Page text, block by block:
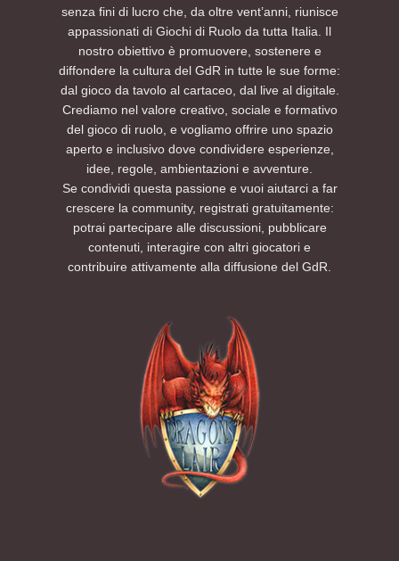
senza fini di lucro che, da oltre vent’anni, riunisce
appassionati di Giochi di Ruolo da tutta Italia. Il
nostro obiettivo è promuovere, sostenere e
diffondere la cultura del GdR in tutte le sue forme:
dal gioco da tavolo al cartaceo, dal live al digitale.
Crediamo nel valore creativo, sociale e formativo
del gioco di ruolo, e vogliamo offrire uno spazio
aperto e inclusivo dove condividere esperienze,
idee, regole, ambientazioni e avventure.
Se condividi questa passione e vuoi aiutarci a far
crescere la community, registrati gratuitamente:
potrai partecipare alle discussioni, pubblicare
contenuti, interagire con altri giocatori e
contribuire attivamente alla diffusione del GdR.